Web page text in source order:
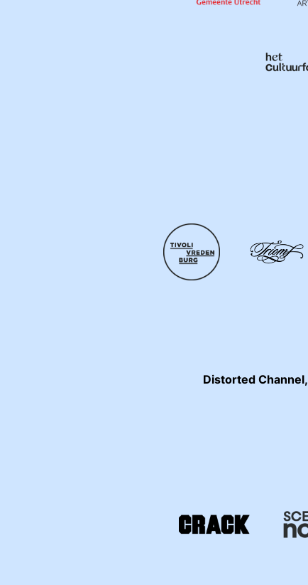
Distorted Channel,